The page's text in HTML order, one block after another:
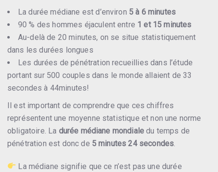
La durée médiane est d’environ 5 à 6 minutes
90 % des hommes éjaculent entre 1 et 15 minutes
Au-delà de 20 minutes, on se situe statistiquement
dans les durées longues
Les durées de pénétration recueillies dans l’étude
portant sur 500 couples dans le monde allaient de 33
secondes à 44minutes!
Il est important de comprendre que ces chiffres
représentent une moyenne statistique et non une norme
obligatoire. La durée médiane mondiale du temps de
pénétration est donc de 5 minutes 24 secondes.
La médiane signifie que ce n’est pas une durée